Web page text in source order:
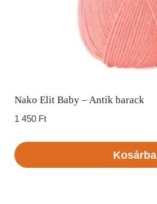
Nako Elit Baby – Antik barack
1 450 Ft
Kosárba